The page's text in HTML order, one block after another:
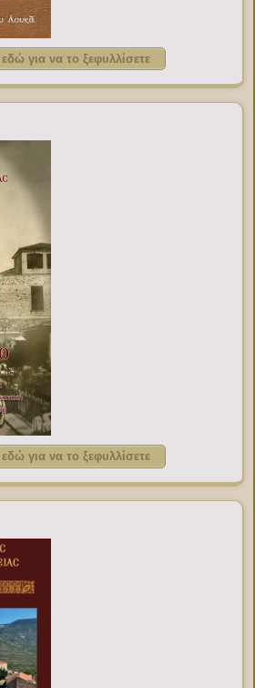
για να το ξεφυλλίσετε
για να το ξεφυλλίσετε